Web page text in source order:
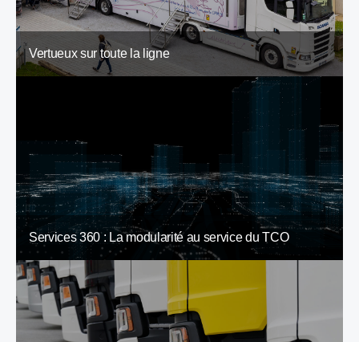
Vertueux sur toute la ligne
Services 360 : La modularité au service du TCO